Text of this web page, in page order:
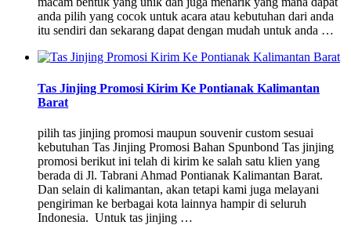
anda pilih yang cocok untuk acara atau kebutuhan dari anda
itu sendiri dan sekarang dapat dengan mudah untuk anda …
Tas Jinjing Promosi Kirim Ke Pontianak Kalimantan
Barat
pilih tas jinjing promosi maupun souvenir custom sesuai
kebutuhan Tas Jinjing Promosi Bahan Spunbond Tas jinjing
promosi berikut ini telah di kirim ke salah satu klien yang
berada di Jl. Tabrani Ahmad Pontianak Kalimantan Barat.
Dan selain di kalimantan, akan tetapi kami juga melayani
pengiriman ke berbagai kota lainnya hampir di seluruh
Indonesia. Untuk tas jinjing …